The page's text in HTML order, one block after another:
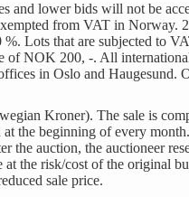
and lower bids will not be
from VAT in
Lots that are subjected to
of NOK 200, -. All
in Oslo and
Kroner). The sale is
the beginning of every
the auction, the auctioneer
the risk/cost of the original
sale price.